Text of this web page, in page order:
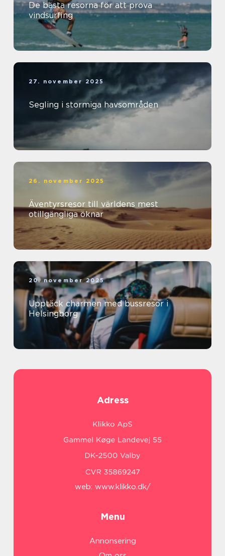
De bästa resorna för att prova
vindsurfing
27. november 2025
Segling i stormiga havsområden
26. november 2025
Äventyrsresor till världens mest
otillgängliga öknar
20. november 2025
Upptäck charmen med bussresor i
Helsingborg
Adress
web: www.klikko.dk/
Menu
Annonsering